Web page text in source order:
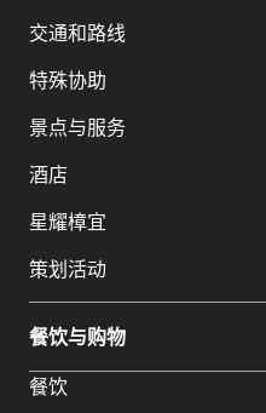
交通和路线
特殊协助
景点与服务
酒店
星耀樟宜
策划活动
餐饮与购物
餐饮